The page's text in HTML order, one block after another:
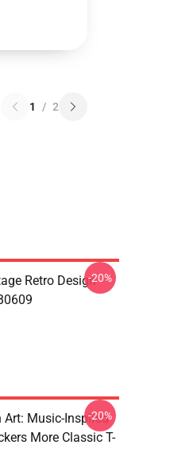
1 / 2
Retro Design-20%
Art: Music-Inspired
More Classic T-
-20%